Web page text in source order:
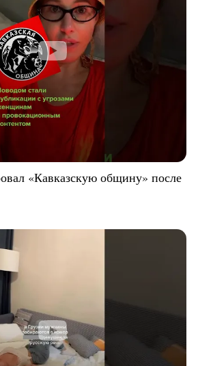
«Кавказскую общину» после